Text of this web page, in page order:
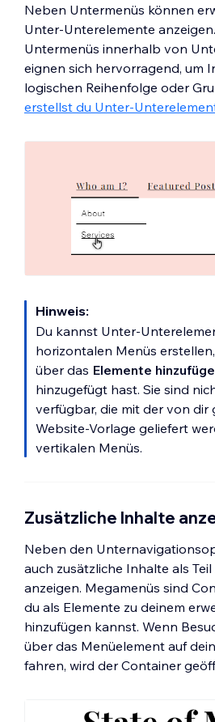
Neben Untermenüs können
Unter-Unterelemente
Untermenüs innerhalb von
eignen sich hervorragend, um
logischen Reihenfolge oder
erstellst du Unter-
Hinweis:
Du kannst Unter-
horizontalen Menüs
über das Elemente
hinzugefügt hast. Sie sind
verfügbar, die mit der von dir
Website-Vorlage geliefert
vertikalen Menüs.
Zusätzliche Inhalte
Neben den
auch zusätzliche Inhalte als
anzeigen. Megamenüs sind
du als Elemente zu deinem
hinzufügen kannst. Wenn
über das Menüelement auf
fahren, wird der Container